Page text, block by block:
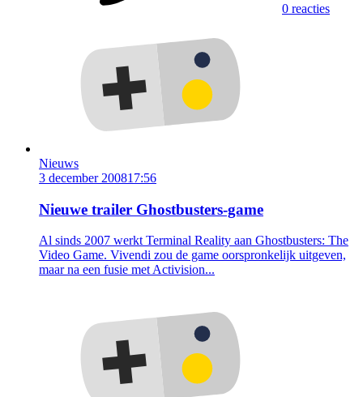
0 reacties
Nieuws
3 december 200817:56
Nieuwe trailer Ghostbusters-game
Al sinds 2007 werkt Terminal Reality aan Ghostbusters: The
Video Game. Vivendi zou de game oorspronkelijk uitgeven,
maar na een fusie met Activision...